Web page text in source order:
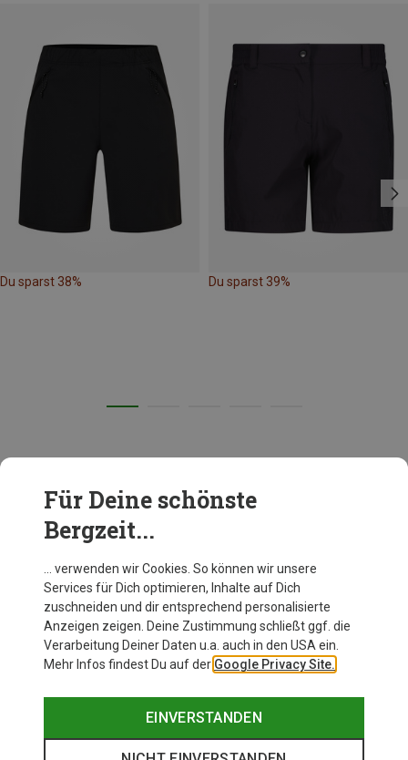
Du sparst 38% Du sparst 39%
FAHRRADHELME MIT MIPS
Für Deine schönste
Bergzeit...
… verwenden wir Cookies. So können wir unsere
Services für Dich optimieren, Inhalte auf Dich
zuschneiden und dir entsprechend personalisierte
Anzeigen zeigen. Deine Zustimmung schließt ggf. die
Verarbeitung Deiner Daten u.a. auch in den USA ein.
Mehr Infos findest Du auf der Google Privacy Site.
EINVERSTANDEN